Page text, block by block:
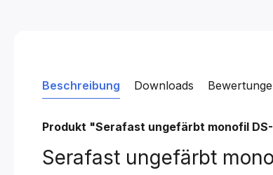
Beschreibung Downloads
Produkt "Serafast ungefärbt monofil
Serafast ungefärbt